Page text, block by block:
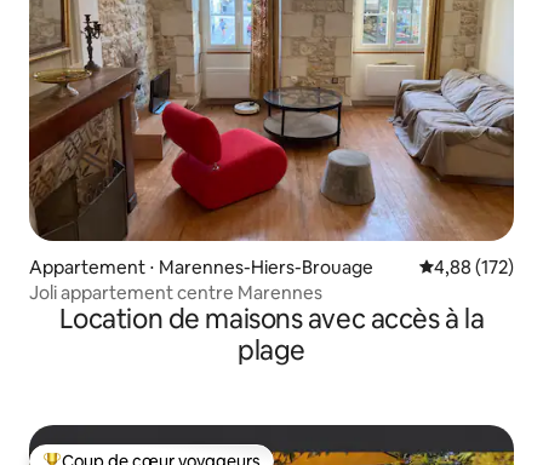
Appartement ⋅ Marennes-Hiers-Brouage Évaluation
4,88 (172)
Joli appartement centre Marennes
Location de maisons avec accès à la
plage